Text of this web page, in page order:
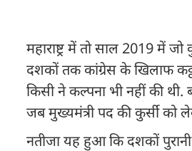
महाराष्ट्र में तो साल 2019 में
दशकों तक कांग्रेस के खिलाफ
किसी ने कल्पना भी नहीं की
जब मुख्यमंत्री पद की कुर्सी को
नतीजा यह हुआ कि दशकों